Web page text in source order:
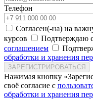
Телефон
Согласен(-на) на
курсов
Подтверждаю
соглашением
обработки и хранения
ЗАРЕГИСТРИРОВАТЬСЯ
Нажимая кнопку
своё согласие с
обработки и хранения